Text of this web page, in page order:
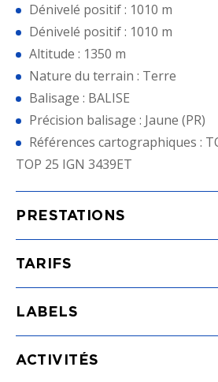
Dénivelé positif : 1010 m
Dénivelé positif : 1010 m
Altitude : 1350 m
Nature du terrain : Terre
Balisage : BALISE
Précision balisage : Jaune (PR)
Références cartographiques :
TOP 25 IGN 3439ET
PRESTATIONS
TARIFS
LABELS
ACTIVITÉS